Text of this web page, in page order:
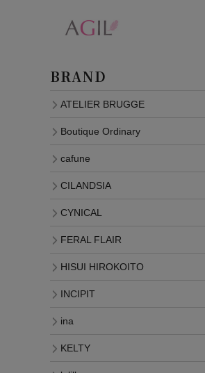
BRAND
ATELIER BRUGGE
Boutique Ordinary
cafune
CILANDSIA
CYNICAL
FERAL FLAIR
HISUI HIROKOITO
INCIPIT
ina
KELTY